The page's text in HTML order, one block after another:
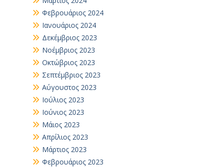
Φεβρουάριος 2024
Ιανουάριος 2024
Δεκέμβριος 2023
Νοέμβριος 2023
Οκτώβριος 2023
Σεπτέμβριος 2023
Αύγουστος 2023
Ιούλιος 2023
Ιούνιος 2023
Μάιος 2023
Απρίλιος 2023
Μάρτιος 2023
Φεβρουάριος 2023